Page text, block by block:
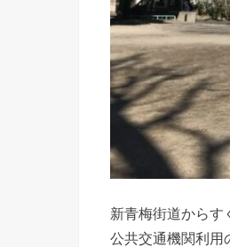
新青梅街道からす
公共交通機関利用